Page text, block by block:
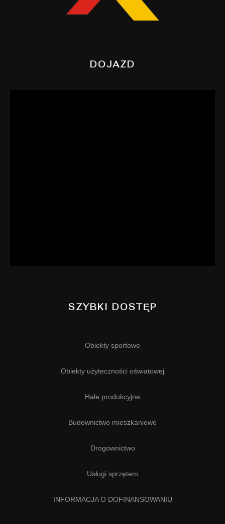
DOJAZD
SZYBKI DOSTĘP
Obiekty sportowe
Obiekty użyteczności oświatowej
Hale produkcyjne
Budownictwo mieszkaniowe
Drogownictwo
Usługi sprzętem
INFORMACJA O DOFINANSOWANIU